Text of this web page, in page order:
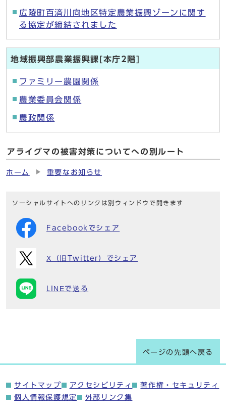
広陵町百済川向地区特定農業振興ゾーンに関す
る協定が締結されました
地域振興部農業振興課[本庁2階]
ファミリー農園関係
農業委員会関係
農政関係
アライグマの被害対策についてへの別ルート
ホーム 重要なお知らせ
ソーシャルサイトへのリンクは別ウィンドウで開きます
Facebookでシェア
X（旧Twitter）でシェア
LINEで送る
ページの先頭へ戻る
サイトマップ アクセシビリティ
著作権・セキュリティ
個人情報保護規定
外部リンク集